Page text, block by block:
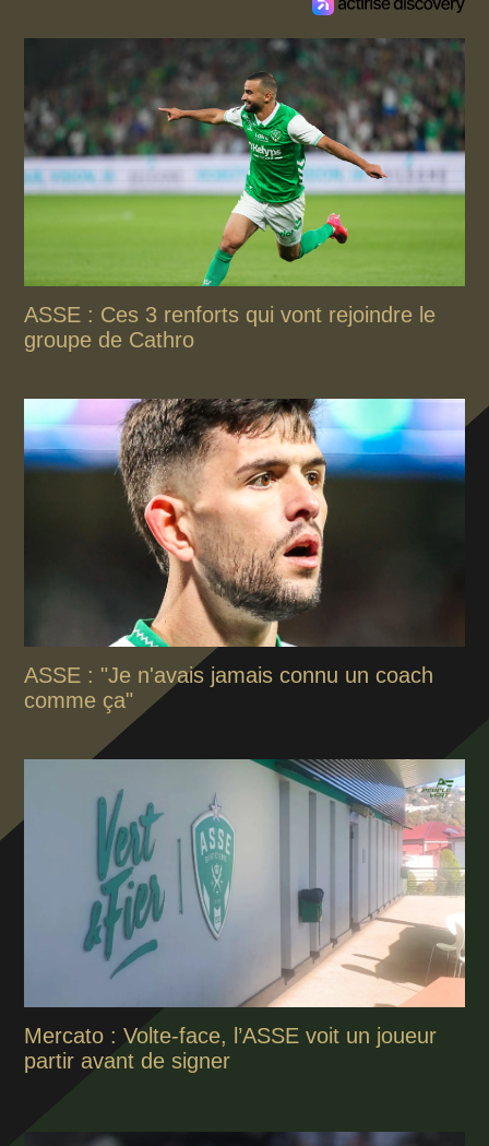
ASSE : Ces 3 renforts qui vont rejoindre le
groupe de Cathro
ASSE : "Je n'avais jamais connu un coach
comme ça"
Mercato : Volte-face, l’ASSE voit un joueur
partir avant de signer